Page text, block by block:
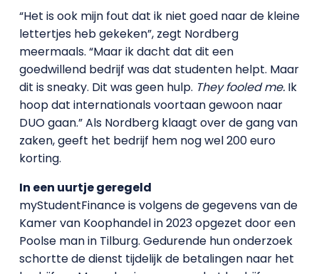
“Het is ook mijn fout dat ik niet goed naar de kleine
lettertjes heb gekeken”, zegt Nordberg
meermaals. “Maar ik dacht dat dit een
goedwillend bedrijf was dat studenten helpt. Maar
dit is sneaky. Dit was geen hulp. They fooled me. Ik
hoop dat internationals voortaan gewoon naar
DUO gaan.” Als Nordberg klaagt over de gang van
zaken, geeft het bedrijf hem nog wel 200 euro
korting.
In een uurtje geregeld
myStudentFinance is volgens de gegevens van de
Kamer van Koophandel in 2023 opgezet door een
Poolse man in Tilburg. Gedurende hun onderzoek
schortte de dienst tijdelijk de betalingen naar het